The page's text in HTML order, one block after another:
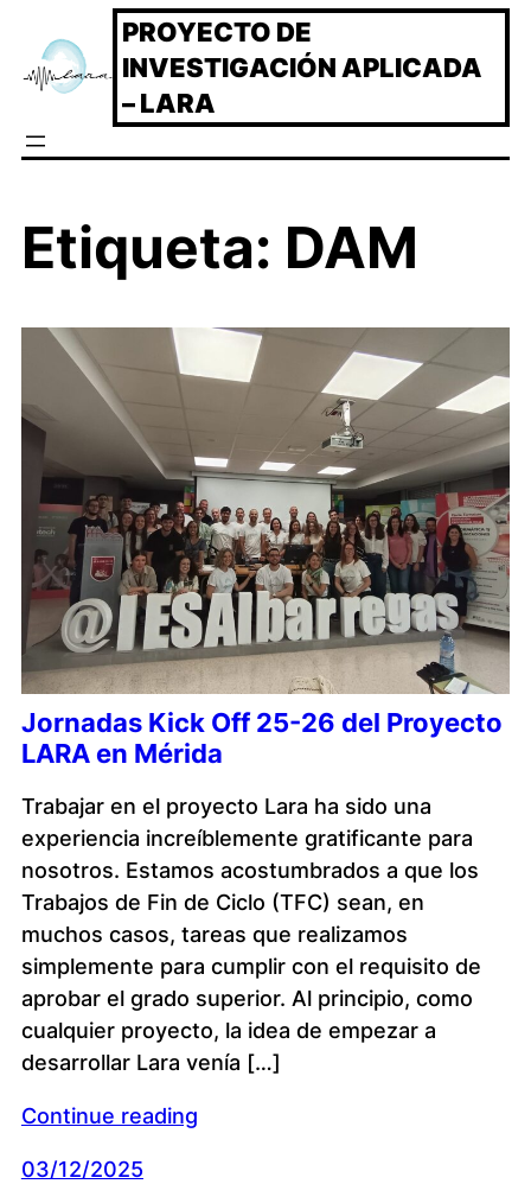
contenido
PROYECTO DE
INVESTIGACIÓN APLICADA
– LARA
Etiqueta: DAM
Jornadas Kick Off 25-26 del Proyecto
LARA en Mérida
Trabajar en el proyecto Lara ha sido una
experiencia increíblemente gratificante para
nosotros. Estamos acostumbrados a que los
Trabajos de Fin de Ciclo (TFC) sean, en
muchos casos, tareas que realizamos
simplemente para cumplir con el requisito de
aprobar el grado superior. Al principio, como
cualquier proyecto, la idea de empezar a
desarrollar Lara venía […]
Continue reading
03/12/2025